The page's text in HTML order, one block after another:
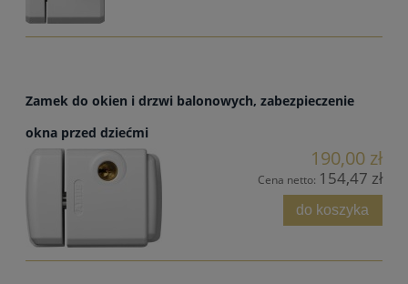
Zamek do okien i drzwi balonowych, zabezpieczenie
okna przed dziećmi
190,00 zł
Cena netto: 154,47 zł
do koszyka